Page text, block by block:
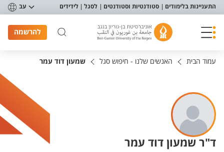
תפריט נגישות
התעניינות בלימודים סטודנטיות וסטודנטים לסגל לידידים עב
להרשמה
עמוד הבית האנשים שלנו - חיפוש סגל שמעון דוד עמר
ד"ר שמעון דוד עמר